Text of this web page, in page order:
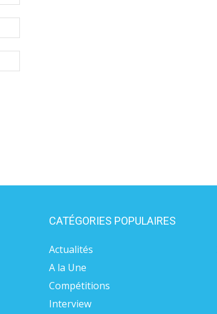
CATÉGORIES POPULAIRES
Actualités
A la Une
Compétitions
Interview